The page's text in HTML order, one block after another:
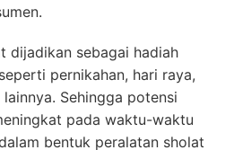
dijadikan sebagai hadiah
pernikahan, hari raya,
Sehingga potensi
pada waktu-waktu
bentuk peralatan sholat